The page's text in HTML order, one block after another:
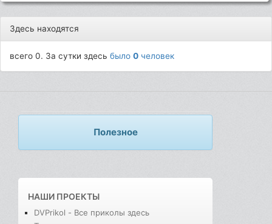
Здесь находятся
всего 0. За сутки здесьбыло0 человек
Полезное
НАШИ ПРОЕКТЫ
DVPrikol - Все приколы здесь